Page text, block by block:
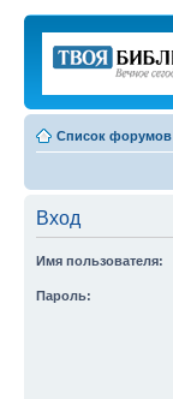
Список форумов
Вход
Имя пользователя:
Пароль: